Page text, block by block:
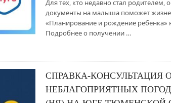
Для тех, кто недавно стал родителем,
документы на малыша поможет
«Планирование и рождение ребенка»
Подробнее о получении …
СПРАВКА-КОНСУЛЬТАЦИЯ
НЕБЛАГОПРИЯТНЫХ